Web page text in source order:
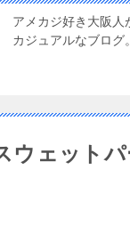
アメカジ好き大阪人
カジュアルなブログ。
ウェットパ